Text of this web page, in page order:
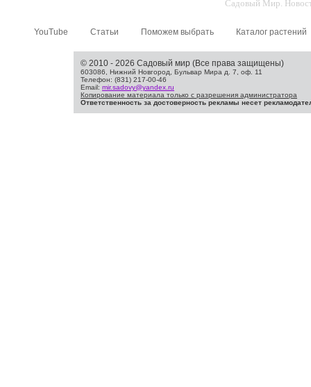
Садовый Мир.
YouTube Статьи Поможем выбрать Каталог растений
© 2010 - 2026 Садовый мир (Все права защищены)
603086, Нижний Новгород, Бульвар Мира д. 7, оф. 11
Телефон: (831) 217-00-46
Email: mir.sadovy@yandex.ru
Копирование материала только с разрешения администратора
Ответственность за достоверность рекламы несет